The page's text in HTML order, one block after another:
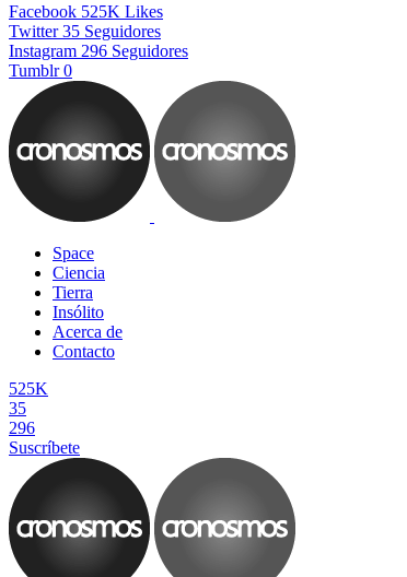
Facebook 525K Likes
Twitter 35 Seguidores
Instagram 296 Seguidores
Tumblr 0
Space
Ciencia
Tierra
Insólito
Acerca de
Contacto
525K
35
296
Suscríbete